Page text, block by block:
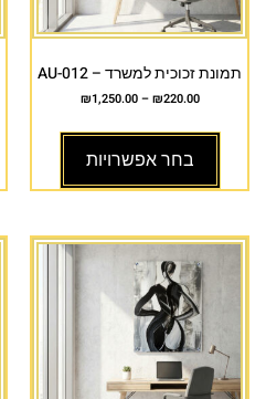
תמונת זכוכית למשרד – AU-012
₪220.00
–
₪1,250.00
בחר אפשרויות